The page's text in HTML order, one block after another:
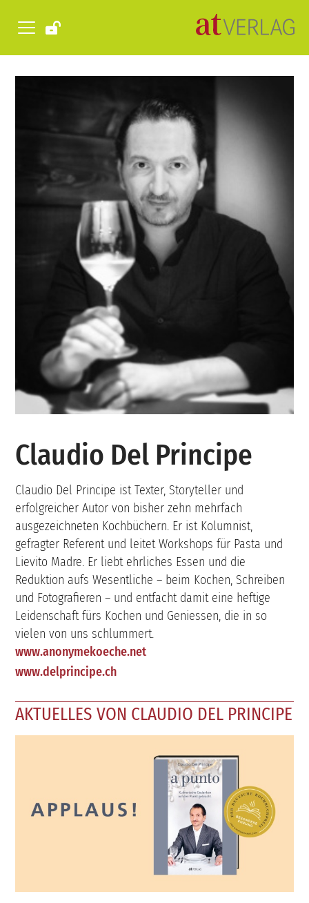
Claudio Del Principe
Claudio Del Principe ist Texter, Storyteller und
erfolgreicher Autor von bisher zehn mehrfach
ausgezeichneten Kochbüchern. Er ist Kolumnist,
gefragter Referent und leitet Workshops für Pasta und
Lievito Madre. Er liebt ehrliches Essen und die
Reduktion aufs Wesentliche – beim Kochen, Schreiben
und Fotografieren – und entfacht damit eine heftige
Leidenschaft fürs Kochen und Geniessen, die in so
vielen von uns schlummert.
www.anonymekoeche.net
www.delprincipe.ch
AKTUELLES VON CLAUDIO DEL PRINCIPE